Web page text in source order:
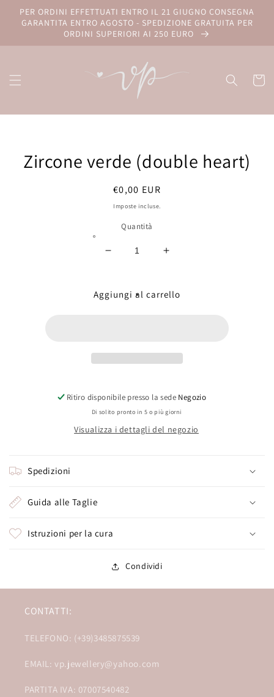
direttamente
ai contenuti
PER ORDINI EFFETTUATI ENTRO IL 21 GIUGNO CONSEGNA
GARANTITA ENTRO AGOSTO - SPEDIZIONE GRATUITA PER
ORDINI SUPERIORI AI 250 EURO
Carrello
sul prodotto
Zircone verde (double heart)
Prezzo
di
€0,00 EUR
Imposte incluse.
Quantità
Diminuisci
Zircone
Aumenta
Zircone
Aggiungi al carrello
Ritiro disponibile presso la sede Negozio
Di solito pronto in 5 o più giorni
Visualizza i dettagli del negozio
Spedizioni
Guida alle Taglie
Istruzioni per la cura
Condividi
CONTATTI:
TELEFONO: (+39)3485875539
EMAIL: vp.jewellery@yahoo.com
PARTITA IVA: 07007540482